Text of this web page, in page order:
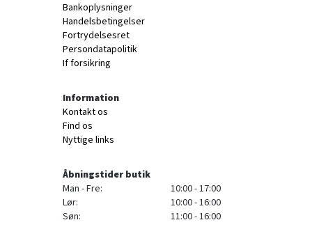
Bankoplysninger
Handelsbetingelser
Fortrydelsesret
Persondatapolitik
If forsikring
Information
Kontakt os
Find os
Nyttige links
Åbningstider butik
Man - Fre:
10:00 - 17:00
Lør:
10:00 - 16:00
Søn:
11:00 - 16:00